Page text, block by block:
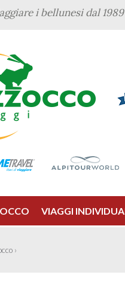
i bellunesi dal 1989
VIAGGI
›